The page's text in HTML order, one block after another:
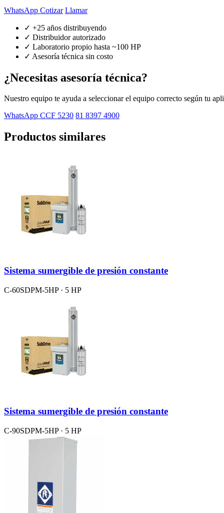
WhatsApp Cotizar Llamar
✓ +25 años distribuyendo
✓ Distribuidor autorizado
✓ Laboratorio propio hasta ~100 HP
✓ Asesoría técnica sin costo
¿Necesitas asesoría técnica?
Nuestro equipo te ayuda a seleccionar el equipo correcto según tu
WhatsApp CCF 5230 81 8397 4900
Productos similares
Sistema sumergible de presión constante
C-60SDPM-5HP · 5 HP
Sistema sumergible de presión constante
C-90SDPM-5HP · 5 HP